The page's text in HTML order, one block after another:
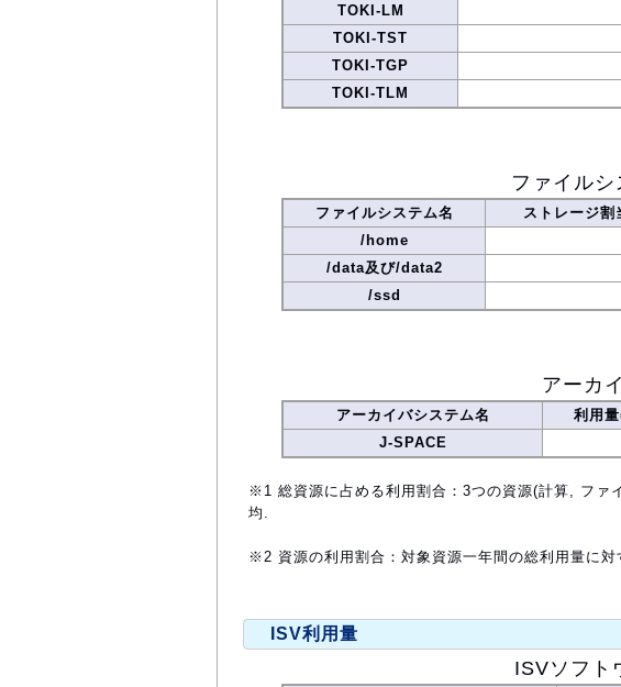
TOKI-LM
TOKI-TST
TOKI-TGP
TOKI-TLM
ファイル
ファイルシステム名 ストレージ
/home
/data及び/data2
/ssd
アーカ
アーカイバシステム名 利用
J-SPACE
※1 総資源に占める利用割合：3つの資源(計算, ファ
均.
※2 資源の利用割合：対象資源一年間の総利用量に対
ISV利用量
ISVソフト